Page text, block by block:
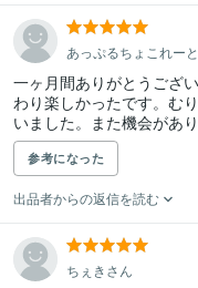
あっぷるちょこれー
一ヶ月間ありがとうござ
わり楽しかったです。む
いました。また機会があ
参考になった
出品者からの返信を読む
ちぇきさん